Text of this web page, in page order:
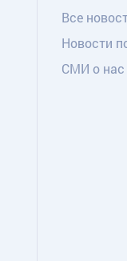
Все
Новости
СМИ о нас